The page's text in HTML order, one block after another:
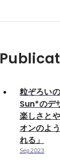
粒ぞろい
Sun*のデ
楽しさと
オンのよ
れる」
Sep 2023